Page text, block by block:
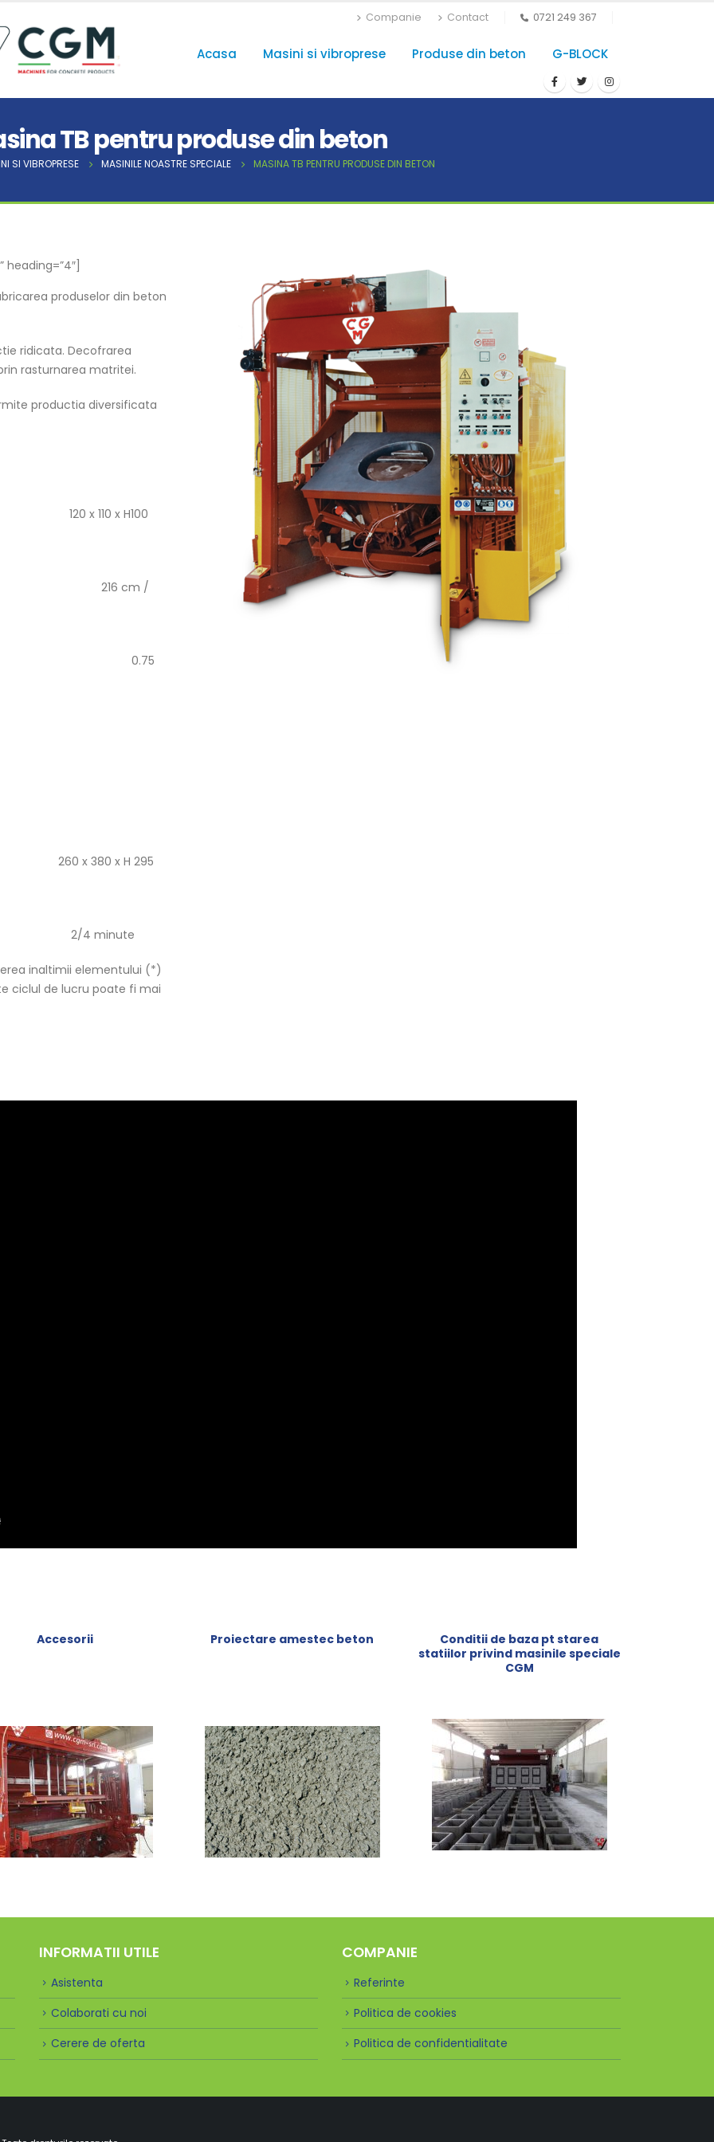
Companie Contact 0721 249 367
Acasa Masini si vibroprese Produse din beton G-BLOCK
TB pentru produse din beton
SI VIBROPRESE MASINILE NOASTRE SPECIALE MASINA TB PENTRU PRODUSE DIN BETON
produselor din beton
ridicata. Decofrarea
rasturnarea matritei.
productia diversificata
120 x 110 x H100
cm /
x 380 x H 295
inaltimii elementului (*)
ciclul de lucru poate fi mai
Accesorii Proiectare amestec beton
Conditii de baza pt starea
statiilor privind masinile speciale
CGM
INFORMATII UTILE
Asistenta
Colaborati cu noi
Cerere de oferta
COMPANIE
Referinte
Politica de cookies
Politica de confidentialitate